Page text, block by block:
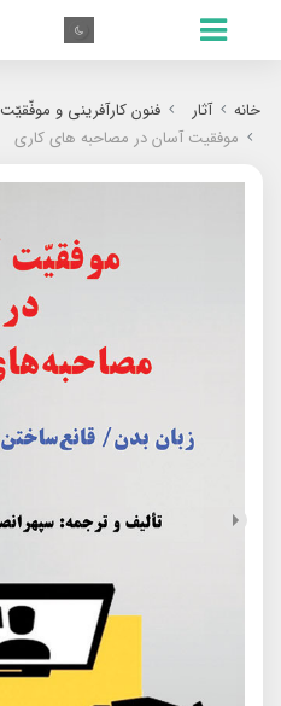
خانه آثار
فنون کارآفرینی و موفّقیّت
موفقیت آسان در مصاحبه های کاری